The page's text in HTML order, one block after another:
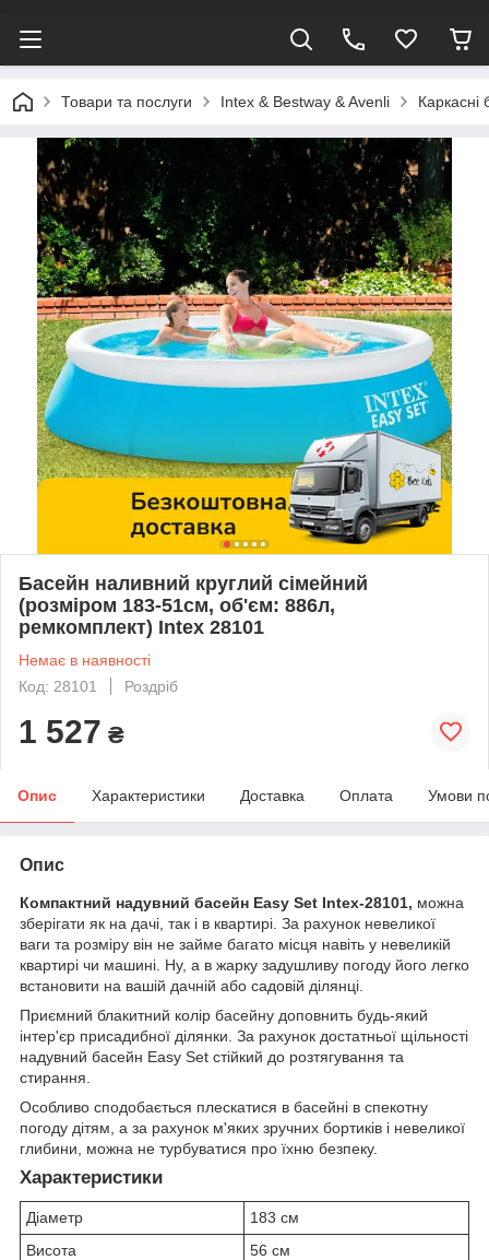
Товари та послуги Intex & Bestway & Avenli Каркасні
Басейн наливний круглий сімейний
(розміром 183-51см, об'єм: 886л,
ремкомплект) Intex 28101
Немає в наявності
Код: 28101
Роздріб
1 527 ₴
Опис Характеристики Доставка Оплата Умови
Опис
Компактний надувний басейн Easy Set Intex-28101, можна
зберігати як на дачі, так і в квартирі. За рахунок невеликої
ваги та розміру він не займе багато місця навіть у невеликій
квартирі чи машині. Ну, а в жарку задушливу погоду його легко
встановити на вашій дачній або садовій ділянці.
Приємний блакитний колір басейну доповнить будь-який
інтер'єр присадибної ділянки. За рахунок достатньої щільності
надувний басейн Easy Set стійкий до розтягування та
стирання.
Особливо сподобається плескатися в басейні в спекотну
погоду дітям, а за рахунок м'яких зручних бортиків і невеликої
глибини, можна не турбуватися про їхню безпеку.
Характеристики
Діаметр
183 см
Висота
56 см